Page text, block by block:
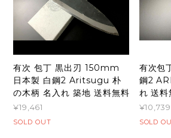
有次 包丁 黒出刃 150mm
日本製 白鋼2 Aritsugu 朴
の木柄 名入れ 築地 送料無料
¥19,461
SOLD OUT
有次包
鋼2
れ 送料
¥10,739
SOLD